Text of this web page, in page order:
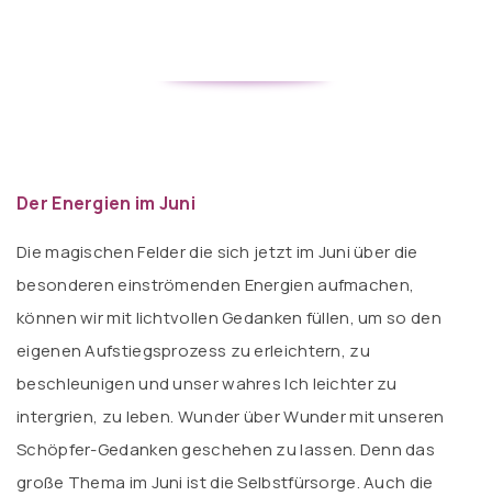
Der Energien im Juni
Die magischen Felder die sich jetzt im Juni über die
besonderen einströmenden Energien aufmachen,
können wir mit lichtvollen Gedanken füllen, um so den
eigenen Aufstiegsprozess zu erleichtern, zu
beschleunigen und unser wahres Ich leichter zu
intergrien, zu leben. Wunder über Wunder mit unseren
Schöpfer-Gedanken geschehen zu lassen. Denn das
große Thema im Juni ist die Selbstfürsorge. Auch die